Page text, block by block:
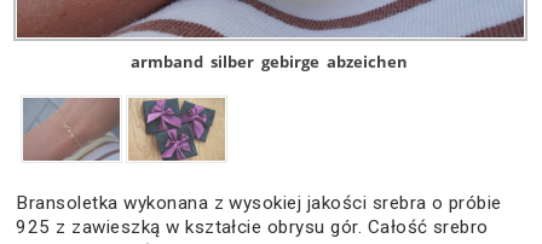
armband silber gebirge abzeichen
Bransoletka wykonana z wysokiej jakości srebra o próbie
925 z zawieszką w kształcie obrysu gór. Całość srebro